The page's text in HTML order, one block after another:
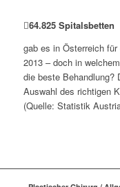
64.825Spitalsbetten
gab es in Österreich
2013 – doch in
die beste Behandlung?
Auswahl des richtigen
(Quelle: Statistik